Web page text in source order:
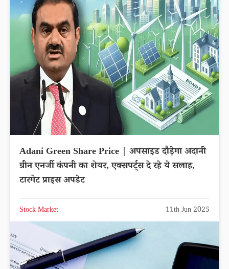
Adani Green Share Price | अपसाइड दौड़ेगा अदानी
ग्रीन एनर्जी कंपनी का शेयर, एक्सपर्ट्स दे रहे ये सलाह,
टारगेट प्राइस अपडेट
Stock Market 11th Jun 2025